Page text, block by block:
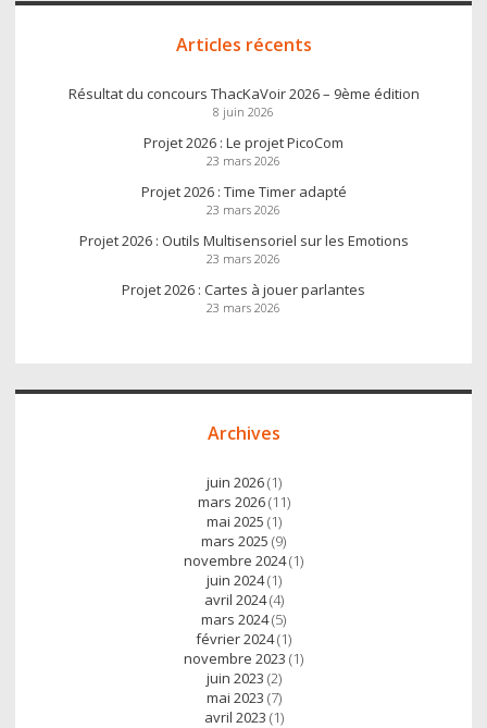
Articles récents
Résultat du concours ThacKaVoir 2026 – 9ème édition
8 juin 2026
Projet 2026 : Le projet PicoCom
23 mars 2026
Projet 2026 : Time Timer adapté
23 mars 2026
Projet 2026 : Outils Multisensoriel sur les Emotions
23 mars 2026
Projet 2026 : Cartes à jouer parlantes
23 mars 2026
Archives
juin 2026(1)
mars 2026(11)
mai 2025 (1)
mars 2025 (9)
novembre 2024(1)
juin 2024(1)
avril 2024(4)
mars 2024(5)
février 2024(1)
novembre 2023 (1)
juin 2023 (2)
mai 2023 (7)
avril 2023 (1)